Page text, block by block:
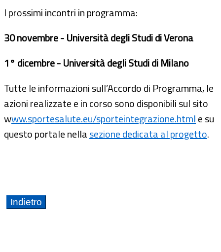
I prossimi incontri in programma:
30 novembre - Università degli Studi di Verona
1° dicembre - Università degli Studi di Milano
Tutte le informazioni sull’Accordo di Programma, le
azioni realizzate e in corso sono disponibili sul sito
www.sportesalute.eu/sporteintegrazione.htmle su
questo portale nellasezione dedicata al progetto.